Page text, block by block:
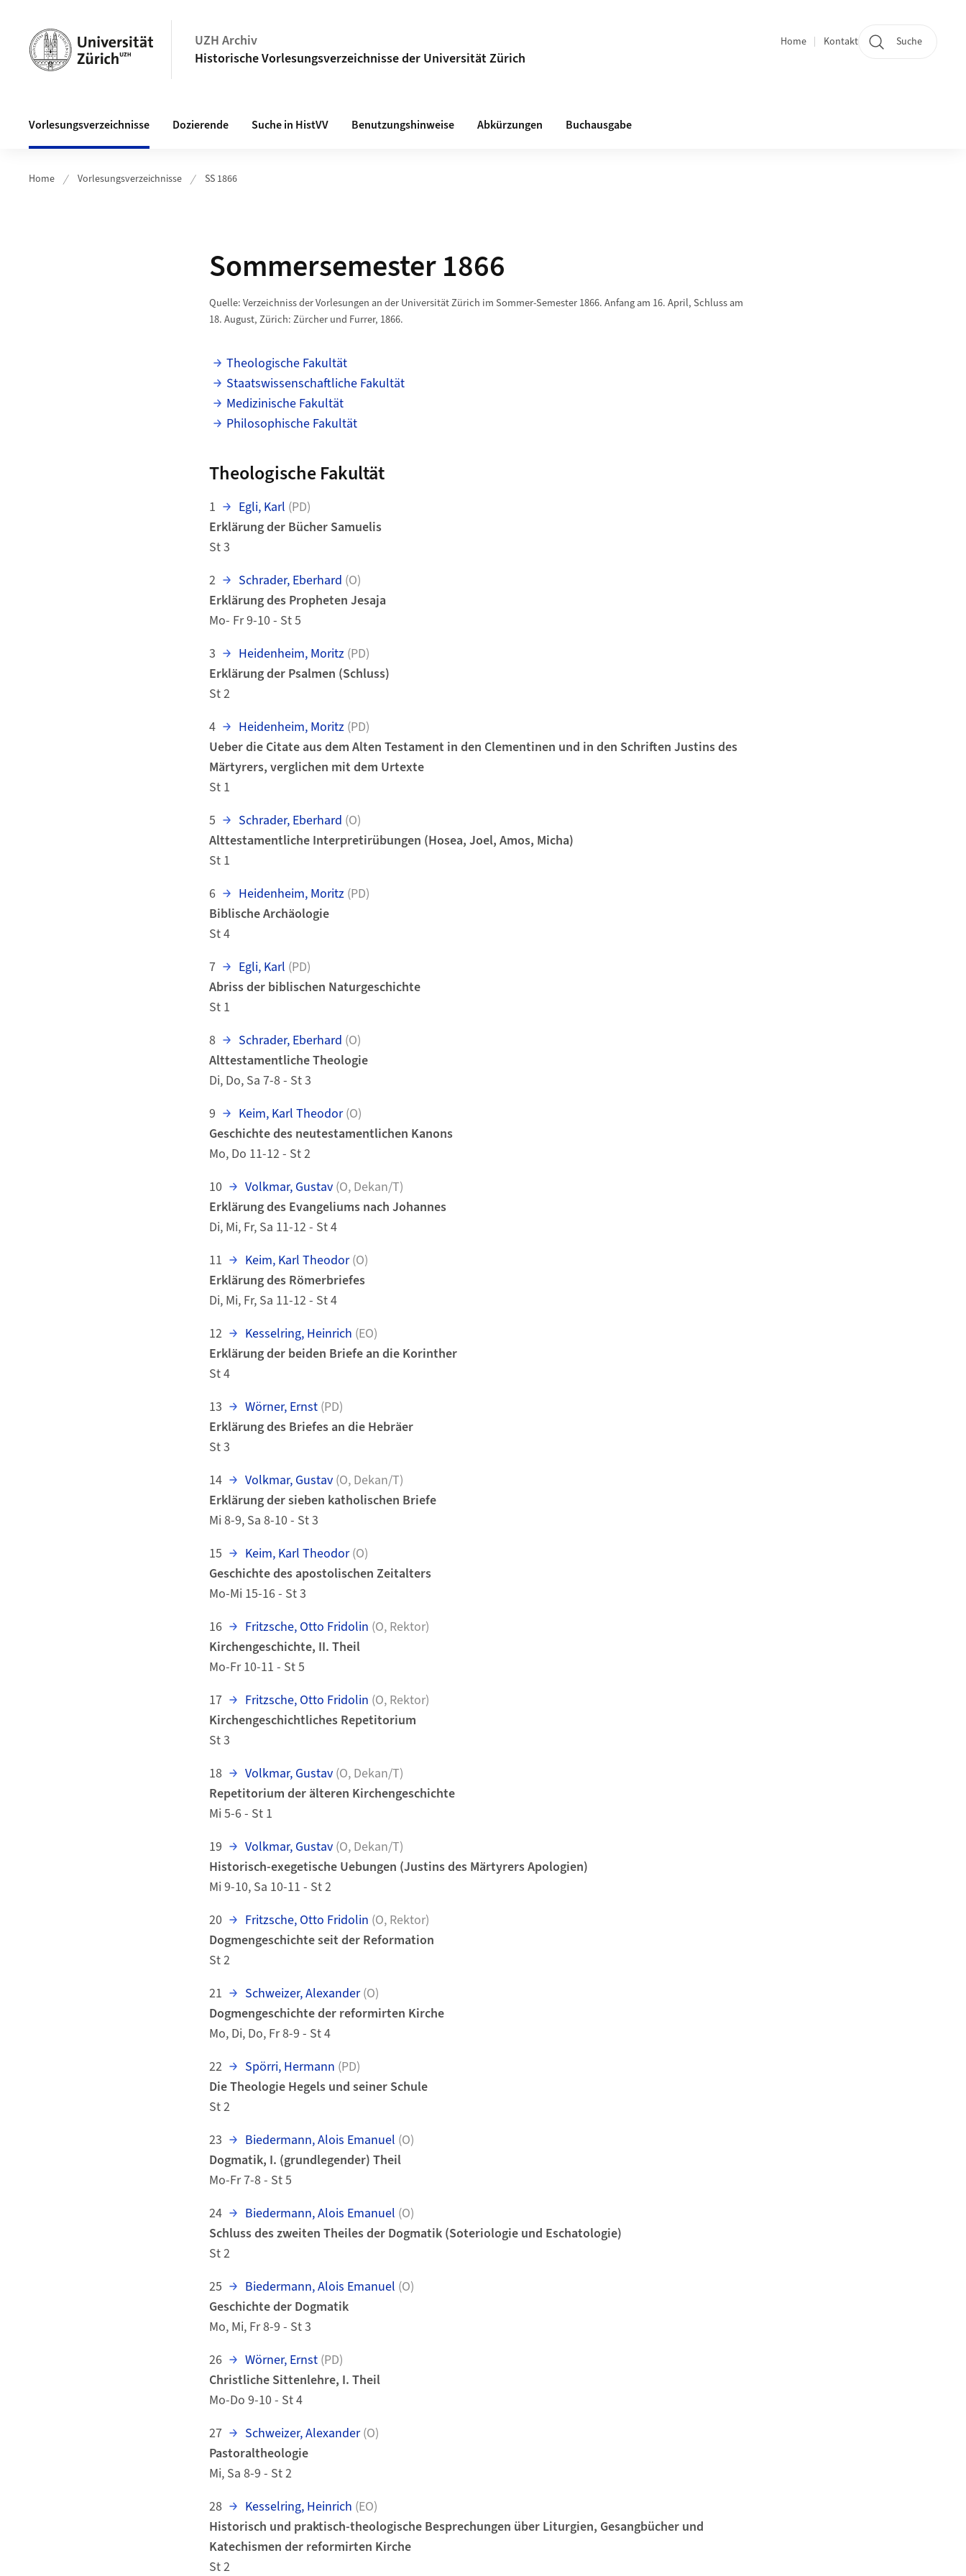
UZH Archiv
Historische Vorlesungsverzeichnisse der Universität Zürich
Quicklinks und Sprachwechsel
Home Kontakt Suche
Vorlesungsverzeichnisse Dozierende Suche in HistVV Benutzungshinweise Abkürzungen Buchausgabe
Home Vorlesungsverzeichnisse SS 1866
Sommersemester 1866
Quelle: Verzeichniss der Vorlesungen an der Universität Zürich im Sommer-Semester 1866. Anfang am 16. April, Schluss am
18. August, Zürich: Zürcher und Furrer, 1866.
Theologische Fakultät
Staatswissenschaftliche Fakultät
Medizinische Fakultät
Philosophische Fakultät
Theologische Fakultät
1 Egli, Karl (PD)
Erklärung der Bücher Samuelis
St 3
2
Schrader, Eberhard (O)
Erklärung des Propheten Jesaja
Mo- Fr 9-10 - St 5
3
Heidenheim, Moritz (PD)
Erklärung der Psalmen (Schluss)
St 2
4
Heidenheim, Moritz (PD)
Ueber die Citate aus dem Alten Testament in den Clementinen und in den Schriften Justins des
Märtyrers, verglichen mit dem Urtexte
St 1
5
Schrader, Eberhard (O)
Alttestamentliche Interpretirübungen (Hosea, Joel, Amos, Micha)
St 1
6
Heidenheim, Moritz (PD)
Biblische Archäologie
St 4
7
Egli, Karl (PD)
Abriss der biblischen Naturgeschichte
St 1
8
Schrader, Eberhard (O)
Alttestamentliche Theologie
Di, Do, Sa 7-8 - St 3
9
Keim, Karl Theodor (O)
Geschichte des neutestamentlichen Kanons
Mo, Do 11-12 - St 2
10
Volkmar, Gustav (O, Dekan/T)
Erklärung des Evangeliums nach Johannes
Di, Mi, Fr, Sa 11-12 - St 4
11
Keim, Karl Theodor (O)
Erklärung des Römerbriefes
Di, Mi, Fr, Sa 11-12 - St 4
12
Kesselring, Heinrich (EO)
Erklärung der beiden Briefe an die Korinther
St 4
13
Wörner, Ernst (PD)
Erklärung des Briefes an die Hebräer
St 3
14
Volkmar, Gustav (O, Dekan/T)
Erklärung der sieben katholischen Briefe
Mi 8-9, Sa 8-10 - St 3
15
Keim, Karl Theodor (O)
Geschichte des apostolischen Zeitalters
Mo-Mi 15-16 - St 3
16
Fritzsche, Otto Fridolin (O, Rektor)
Kirchengeschichte, II. Theil
Mo-Fr 10-11 - St 5
17
Fritzsche, Otto Fridolin (O, Rektor)
Kirchengeschichtliches Repetitorium
St 3
18
Volkmar, Gustav (O, Dekan/T)
Repetitorium der älteren Kirchengeschichte
Mi 5-6 - St 1
19
Volkmar, Gustav (O, Dekan/T)
Historisch-exegetische Uebungen (Justins des Märtyrers Apologien)
Mi 9-10, Sa 10-11 - St 2
20
Fritzsche, Otto Fridolin (O, Rektor)
Dogmengeschichte seit der Reformation
St 2
21
Schweizer, Alexander (O)
Dogmengeschichte der reformirten Kirche
Mo, Di, Do, Fr 8-9 - St 4
22
Spörri, Hermann (PD)
Die Theologie Hegels und seiner Schule
St 2
23
Biedermann, Alois Emanuel (O)
Dogmatik, I. (grundlegender) Theil
Mo-Fr 7-8 - St 5
24
Biedermann, Alois Emanuel (O)
Schluss des zweiten Theiles der Dogmatik (Soteriologie und Eschatologie)
St 2
25
Biedermann, Alois Emanuel (O)
Geschichte der Dogmatik
Mo, Mi, Fr 8-9 - St 3
26
Wörner, Ernst (PD)
Christliche Sittenlehre, I. Theil
Mo-Do 9-10 - St 4
27
Schweizer, Alexander (O)
Pastoraltheologie
Mi, Sa 8-9 - St 2
28
Kesselring, Heinrich (EO)
Historisch und praktisch-theologische Besprechungen über Liturgien, Gesangbücher und
Katechismen der reformirten Kirche
St 2